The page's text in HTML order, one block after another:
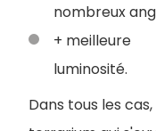
nombreux
+ meilleure
luminosité.
Dans tous les